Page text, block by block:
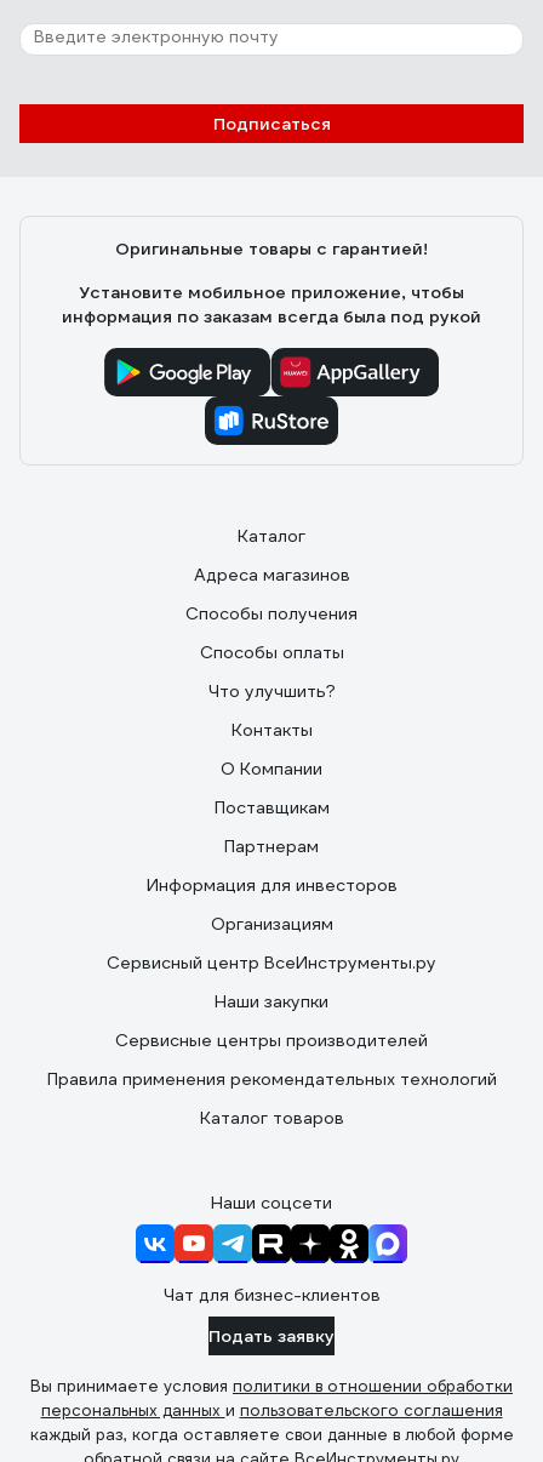
Подписаться
Оригинальные товары с гарантией!
Установите мобильное приложение, чтобы
информация по заказам всегда была под рукой
Каталог
Адреса магазинов
Способы получения
Способы оплаты
Что улучшить?
Контакты
О Компании
Поставщикам
Партнерам
Информация для инвесторов
Организациям
Сервисный центр ВсеИнструменты.ру
Наши закупки
Сервисные центры производителей
Правила применения рекомендательных технологий
Каталог товаров
Наши соцсети
Чат для бизнес-клиентов
Подать заявку
Вы принимаете условия политики в отношении обработки
персональных данных и пользовательского соглашения
каждый раз, когда оставляете свои данные в любой форме